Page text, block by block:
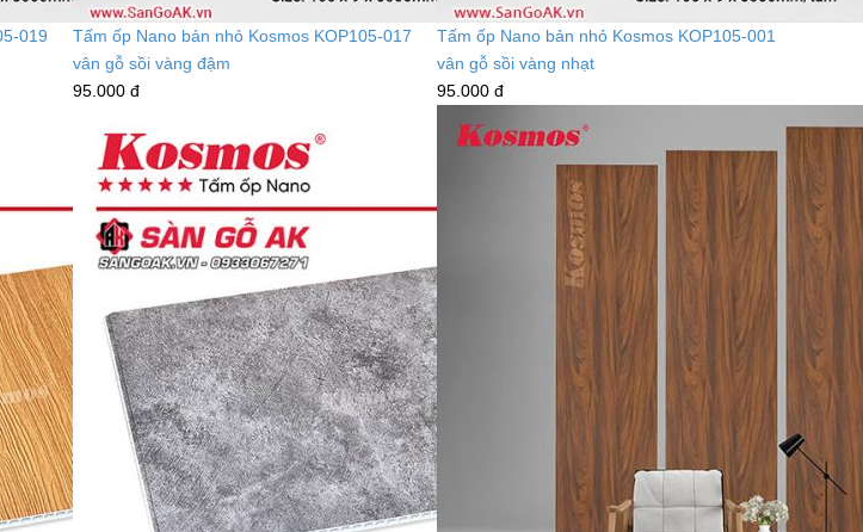
019
Tấm ốp Nano bản nhỏ Kosmos KOP105-017
vân gỗ sồi vàng đậm
95.000 đ
Tấm ốp Nano bản nhỏ Kosmos KOP105-001
vân gỗ sồi vàng nhạt
95.000 đ